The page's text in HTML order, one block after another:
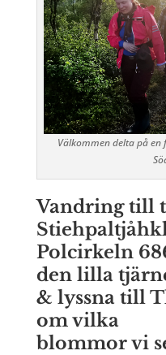
Välkommen delta på
Vandring till
Polcirkeln
den lilla
& lyssna till
om vilka
blommor vi